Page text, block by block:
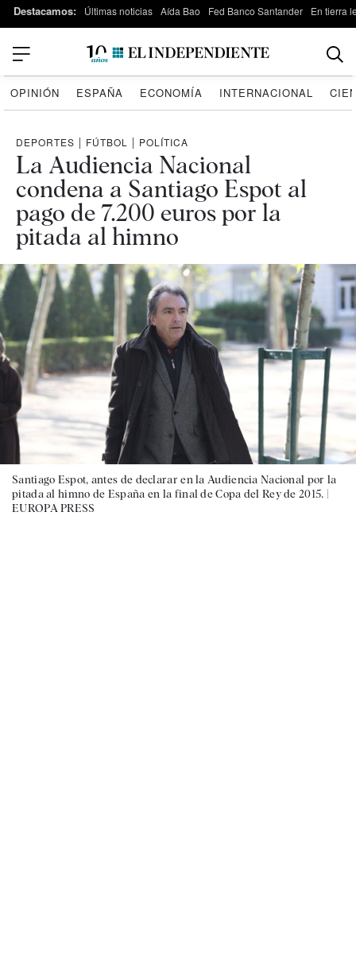
Destacamos: Últimas noticias Aída Bao Fed Banco Santander En tierra
OPINIÓN ESPAÑA ECONOMÍA INTERNACIONAL
DEPORTES | FÚTBOL | POLÍTICA
La Audiencia Nacional
condena a Santiago Espot al
pago de 7.200 euros por la
pitada al himno
Santiago Espot, antes de declarar en la Audiencia Nacional por la
pitada al himno de España en la final de Copa del Rey de 2015. |
EUROPA PRESS